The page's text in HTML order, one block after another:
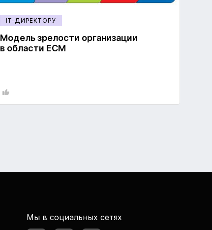
IT-ДИРЕКТОРУ
Модель зрелости организации
в области ECM
Мы в социальных сетях